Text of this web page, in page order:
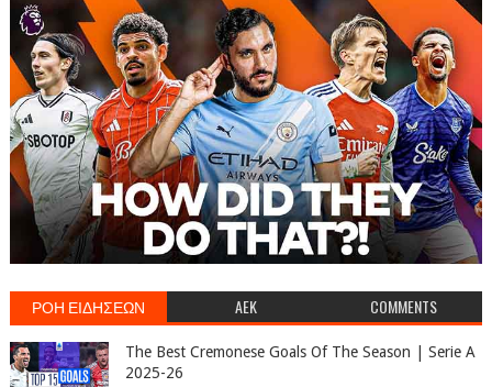
ΡΟΗ ΕΙΔΗΣΕΩΝ AEK COMMENTS
The Best Cremonese Goals Of The Season | Serie A
2025-26